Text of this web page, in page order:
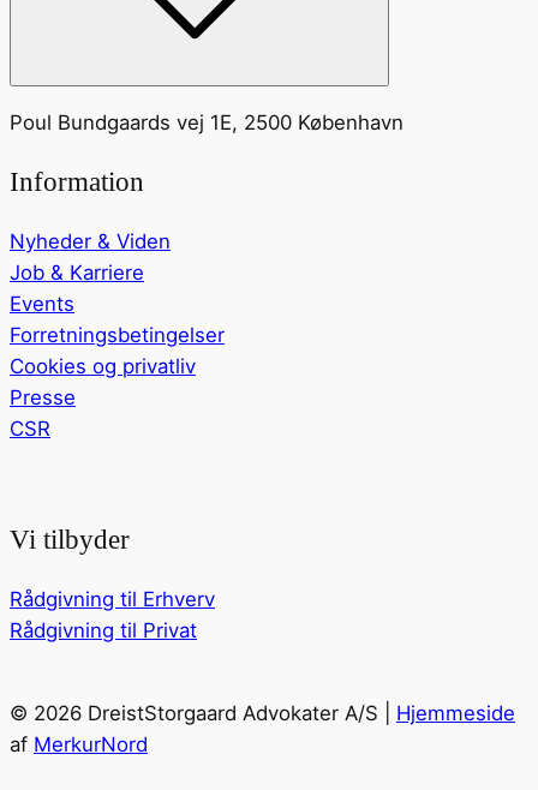
Poul Bundgaards vej 1E, 2500 København
Information
Nyheder & Viden
Job & Karriere
Events
Forretningsbetingelser
Cookies og privatliv
Presse
CSR
Vi tilbyder
Rådgivning til Erhverv
Rådgivning til Privat
© 2026 DreistStorgaard Advokater A/S | Hjemmeside
af MerkurNord